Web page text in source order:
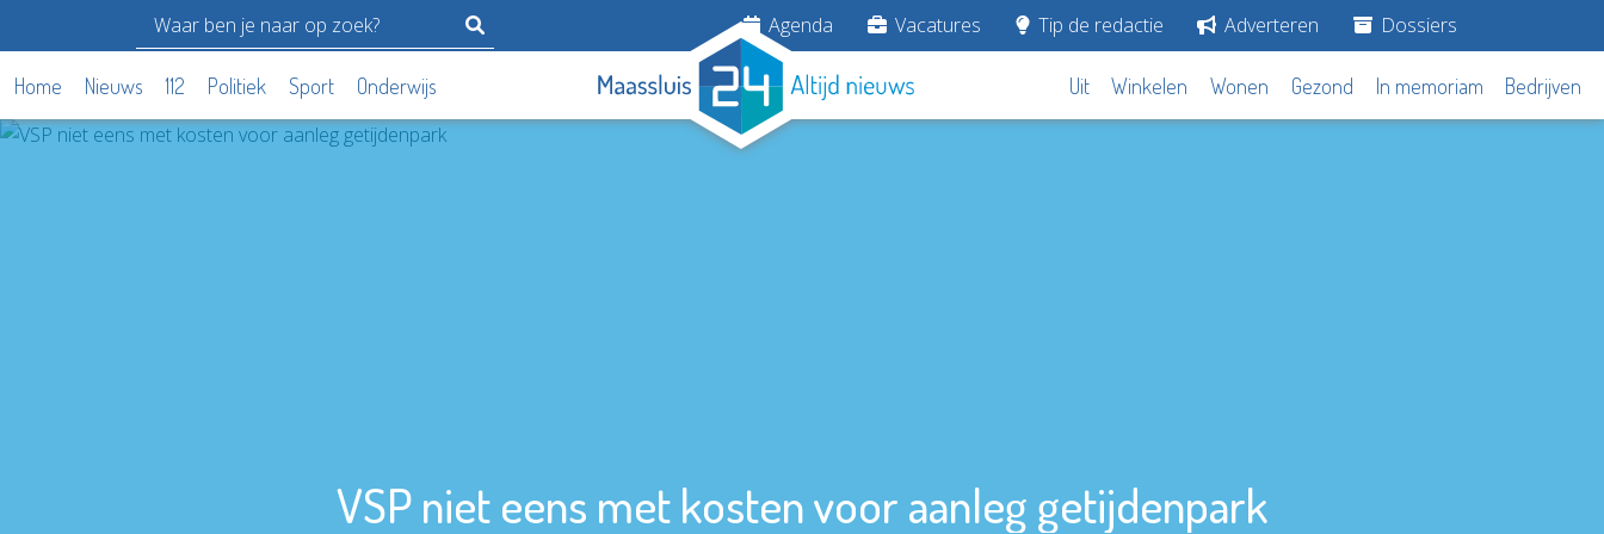
Agenda Vacatures Tip de redactie Adverteren Dossiers
Home Nieuws 112 Politiek Sport Onderwijs Uit Winkelen Wonen Gezond In memoriam Bedrijven
VSP niet eens met kosten voor aanleg getijdenpark